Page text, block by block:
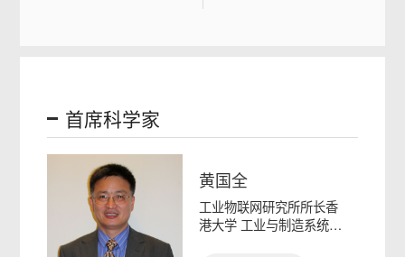
首席科学家
黄国全
工业物联网研究所所长香
港大学 工业与制造系统工